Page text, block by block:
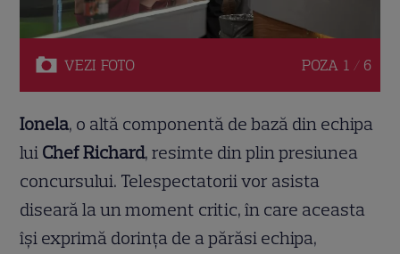
VEZI FOTO POZA 1 / 6
Ionela, o altă componentă de bază din echipa
lui Chef Richard, resimte din plin presiunea
concursului. Telespectatorii vor asista
diseară la un moment critic, în care aceasta
își exprimă dorința de a părăsi echipa,